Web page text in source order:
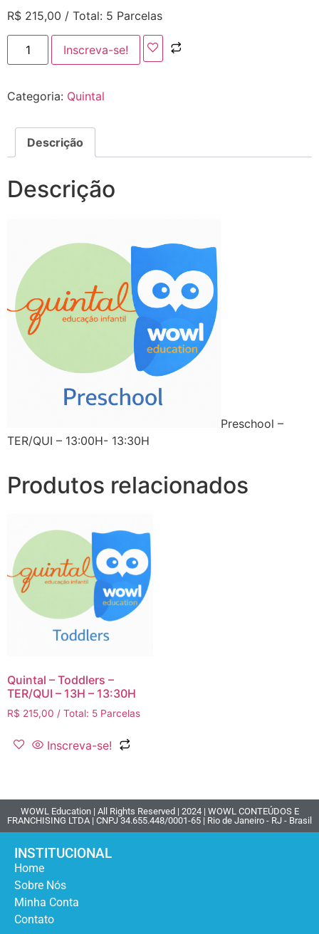
R$ 215,00 / Total: 5 Parcelas
Inscreva-se!
Categoria: Quintal
Descrição
Descrição
Preschool –
TER/QUI – 13:00H- 13:30H
Produtos relacionados
Quintal – Toddlers –
TER/QUI – 13H – 13:30H
R$ 215,00 / Total: 5 Parcelas
Inscreva-se!
WOWL Education | All Rights Reserved | 2024 | WOWL CONTEÚDOS E
FRANCHISING LTDA | CNPJ 34.655.448/0001-65 | Rio de Janeiro - RJ - Brasil
INSTITUCIONAL
Home
Sobre Nós
Minha Conta
Contato